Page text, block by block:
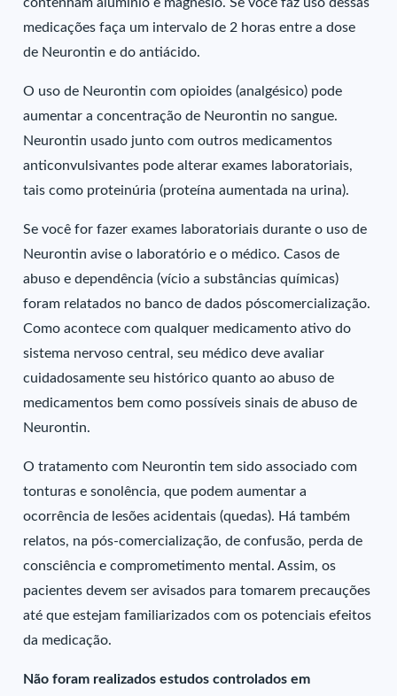
medicações faça um intervalo de 2 horas entre a dose
de Neurontin e do antiácido.
O uso de Neurontin com opioides (analgésico) pode
aumentar a concentração de Neurontin no sangue.
Neurontin usado junto com outros medicamentos
anticonvulsivantes pode alterar exames laboratoriais,
tais como proteinúria (proteína aumentada na urina).
Se você for fazer exames laboratoriais durante o uso de
Neurontin avise o laboratório e o médico. Casos de
abuso e dependência (vício a substâncias químicas)
foram relatados no banco de dados póscomercialização.
Como acontece com qualquer medicamento ativo do
sistema nervoso central, seu médico deve avaliar
cuidadosamente seu histórico quanto ao abuso de
medicamentos bem como possíveis sinais de abuso de
Neurontin.
O tratamento com Neurontin tem sido associado com
tonturas e sonolência, que podem aumentar a
ocorrência de lesões acidentais (quedas). Há também
relatos, na pós-comercialização, de confusão, perda de
consciência e comprometimento mental. Assim, os
pacientes devem ser avisados para tomarem precauções
até que estejam familiarizados com os potenciais efeitos
da medicação.
Não foram realizados estudos controlados em